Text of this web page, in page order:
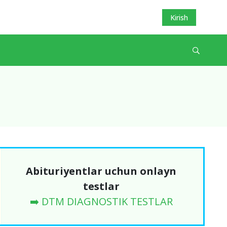
Kirish
Abituriyentlar uchun onlayn
testlar
➡️ DTM DIAGNOSTIK TESTLAR